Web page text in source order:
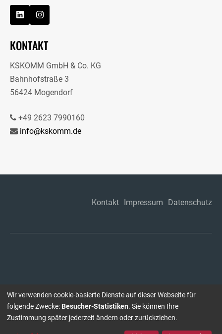
KONTAKT
KSKOMM GmbH & Co. KG
Bahnhofstraße 3
56424 Mogendorf
+49 2623 7990160
info@kskomm.de
Kontakt Impressum Datenschutz
Wir verwenden cookie-basierte Dienste auf dieser Webseite für
folgende Zwecke: Besucher-Statistiken. Sie können Ihre
Zustimmung später jederzeit ändern oder zurückziehen.